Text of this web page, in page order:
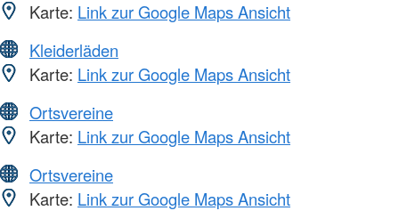
Karte: Link zur Google Maps Ansicht
Kleiderläden
Karte: Link zur Google Maps Ansicht
Ortsvereine
Karte: Link zur Google Maps Ansicht
Ortsvereine
Karte: Link zur Google Maps Ansicht